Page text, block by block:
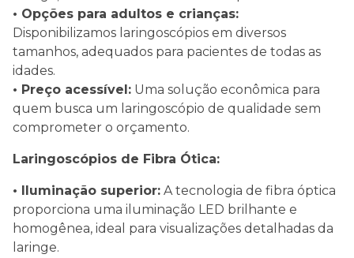
• Opções para adultos e crianças:
Disponibilizamos laringoscópios em diversos
tamanhos, adequados para pacientes de todas as
idades.
• Preço acessível: Uma solução econômica para
quem busca um laringoscópio de qualidade sem
comprometer o orçamento.
Laringoscópios de Fibra Ótica:
• Iluminação superior: A tecnologia de fibra óptica
proporciona uma iluminação LED brilhante e
homogênea, ideal para visualizações detalhadas da
laringe.